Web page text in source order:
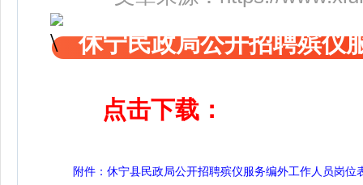
休宁民政局公开招聘殡仪
点击下载：
附件：休宁县民政局公开招聘殡仪服务编外工作人员岗位